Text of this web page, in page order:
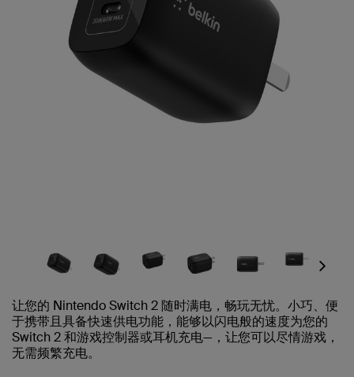
Next
让您的 Nintendo Switch 2 随时满电，畅玩无忧。小巧、便
于携带且具备快速供电功能，能够以闪电般的速度为您的
Switch 2 和游戏控制器或耳机充电—，让您可以尽情游戏，
无需频繁充电。